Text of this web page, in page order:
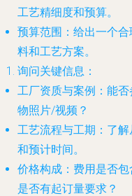
工艺精细度和预算。
预算范围 ：给出一个
料和工艺方案。
询问关键信息 ：
工厂资质与案例 ：能
物照片/视频？
工艺流程与工期 ：了
和预计时间。
价格构成 ：费用是否
是否有起订量要求？